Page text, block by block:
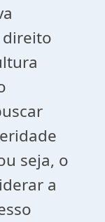
direito
seja, o
a